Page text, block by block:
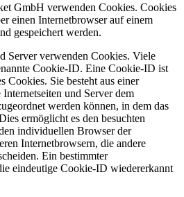
GmbH verwenden Cookies. Cookies
einen Internetbrowser auf einem
gespeichert werden.
Server verwenden Cookies. Viele
Cookie-ID. Eine Cookie-ID ist
Cookies. Sie besteht aus einer
und Server dem
werden können, in dem das
ermöglicht es den besuchten
individuellen Browser der
Internetbrowsern, die andere
Ein bestimmter
eindeutige Cookie-ID wiedererkannt